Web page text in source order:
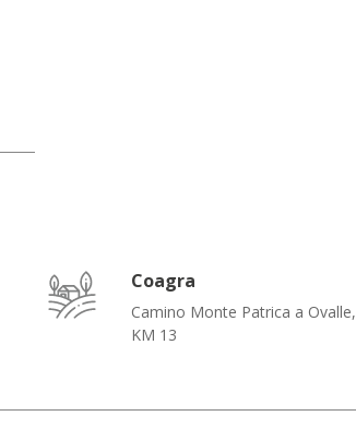
Coagra
Camino Monte Patrica a Ovalle,
KM 13